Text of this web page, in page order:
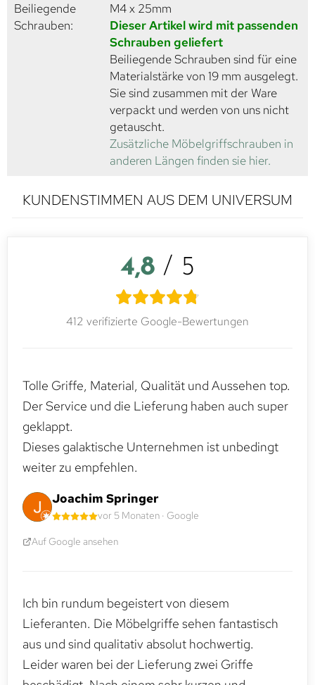
Beiliegende
Schrauben:
M4 x 25mm
Dieser Artikel wird mit passenden
Schrauben geliefert
Beiliegende Schrauben sind für eine
Materialstärke von 19 mm ausgelegt.
Sie sind zusammen mit der Ware
verpackt und werden von uns nicht
getauscht.
Zusätzliche Möbelgriffschrauben in
anderen Längen finden sie hier.
KUNDENSTIMMEN AUS DEM UNIVERSUM
4,8 / 5
412 verifizierte Google-Bewertungen
Tolle Griffe, Material, Qualität und Aussehen top.
Der Service und die Lieferung haben auch super
geklappt.
Dieses galaktische Unternehmen ist unbedingt
weiter zu empfehlen.
Joachim Springer
vor 5 Monaten · Google
Auf Google ansehen
Ich bin rundum begeistert von diesem
Lieferanten. Die Möbelgriffe sehen fantastisch
aus und sind qualitativ absolut hochwertig.
Leider waren bei der Lieferung zwei Griffe